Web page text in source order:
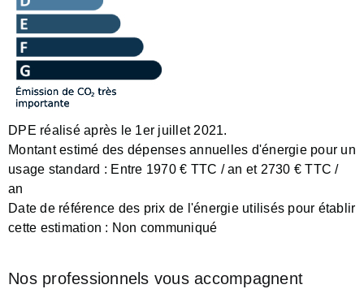
DPE réalisé après le 1er juillet 2021.
Montant estimé des dépenses annuelles d'énergie pour un
usage standard : Entre 1970 € TTC / an et 2730 € TTC /
an
Date de référence des prix de l'énergie utilisés pour établir
cette estimation : Non communiqué
Nos professionnels vous accompagnent